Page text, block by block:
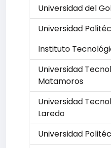
Universidad del
Universidad
Instituto
Universidad
Matamoros
Universidad
Laredo
Universidad